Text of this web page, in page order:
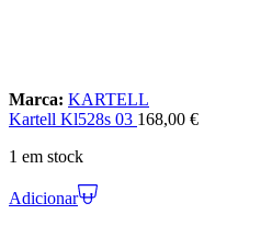
Marca: KARTELL
Kartell Kl528s 03 168,00 €
1 em stock
Adicionar